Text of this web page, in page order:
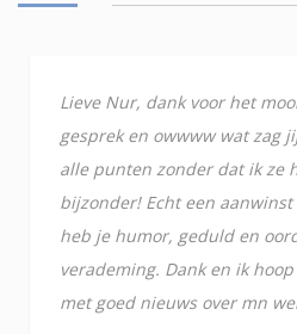
Lieve Nur, dank voor het
gesprek en owwww wat zag
alle punten zonder dat ik ze
bijzonder! Echt een
heb je humor, geduld en
verademing. Dank en ik
met goed nieuws over mn